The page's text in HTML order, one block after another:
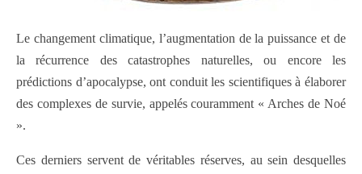
Le changement climatique, l’augmentation de la puissance et de
la récurrence des catastrophes naturelles, ou encore les
prédictions d’apocalypse, ont conduit les scientifiques à élaborer
des complexes de survie, appelés couramment « Arches de Noé
».
Ces derniers servent de véritables réserves, au sein desquelles